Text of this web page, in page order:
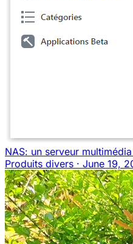
NAS: un serveur
Produits divers ·June 19,